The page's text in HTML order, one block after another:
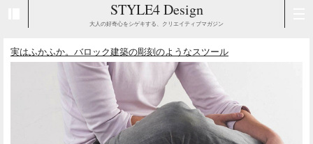
STYLE4 Design
大人の好奇心をシゲキする、クリエイティブマガジン
実はふかふか。バロック建築の彫刻のようなスツール